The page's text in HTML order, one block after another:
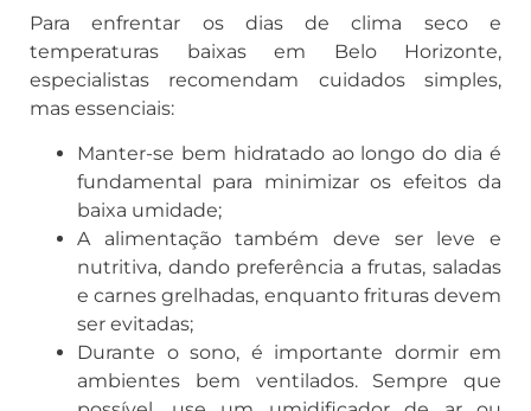
Para enfrentar os dias de clima seco e
temperaturas baixas em Belo Horizonte,
especialistas recomendam cuidados simples,
mas essenciais:
Manter-se bem hidratado ao longo do dia é
fundamental para minimizar os efeitos da
baixa umidade;
A alimentação também deve ser leve e
nutritiva, dando preferência a frutas, saladas
e carnes grelhadas, enquanto frituras devem
ser evitadas;
Durante o sono, é importante dormir em
ambientes bem ventilados. Sempre que